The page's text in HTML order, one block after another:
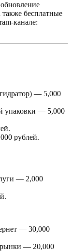
бесплатные
канале:
— 5,000
упаковки — 5,000
рублей.
— 2,000
— 30,000
рынки — 20,000